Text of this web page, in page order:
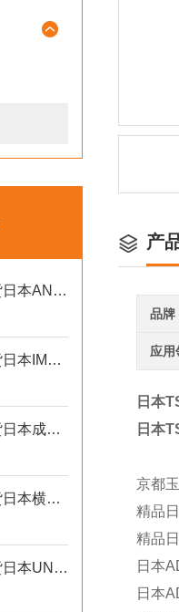
到货！京都玉崎深圳仓库到货日本AND 电子秤HV-60KCEP
到货！京都玉崎深圳仓库到货日本IMADA 推拉力计 DST-20N
到货！京都玉崎深圳仓库到货日本成茂锻针仪MF2
到货！京都玉崎深圳仓库到货日本横河 电导率仪传感器 SC8SG-R31-T-305-P1-A
到货！京都玉崎深圳仓库到货日本UNITTA音波式皮带张力计U-550替换U-508
产
品牌
应用
日本
日本
京都
精品
精品
日本
日本